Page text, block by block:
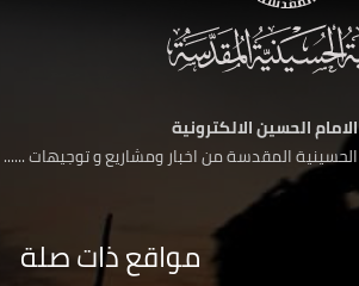
الحسين الالكترونية
المقدسة من اخبار ومشاريع و توجيهات ......
مواقع ذات صلة